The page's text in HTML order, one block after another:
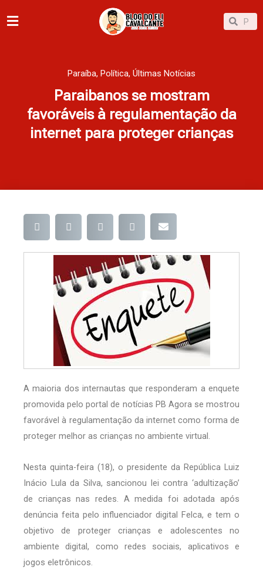
para
Pesquisar
Paraíba, Política, Últimas Notícias
Paraibanos se mostram
favoráveis à regulamentação da
internet para proteger crianças
A maioria dos internautas que responderam a enquete
promovida pelo portal de notícias PB Agora se mostrou
favorável à regulamentação da internet como forma de
proteger melhor as crianças no ambiente virtual.
Nesta quinta-feira (18), o presidente da República Luiz
Inácio Lula da Silva, sancionou lei contra ‘adultização’
de crianças nas redes. A medida foi adotada após
denúncia feita pelo influenciador digital Felca, e tem o
objetivo de proteger crianças e adolescentes no
ambiente digital, como redes sociais, aplicativos e
jogos eletrônicos.